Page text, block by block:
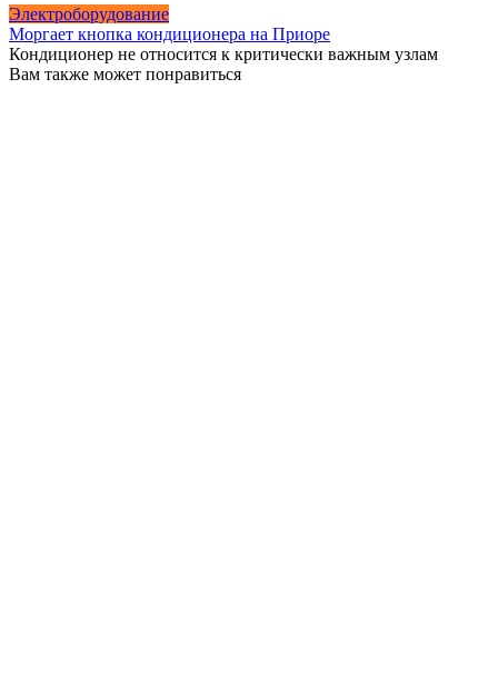
Электроборудование
Моргает кнопка кондиционера на Приоре
Кондиционер не относится к критически важным узлам
Вам также может понравиться